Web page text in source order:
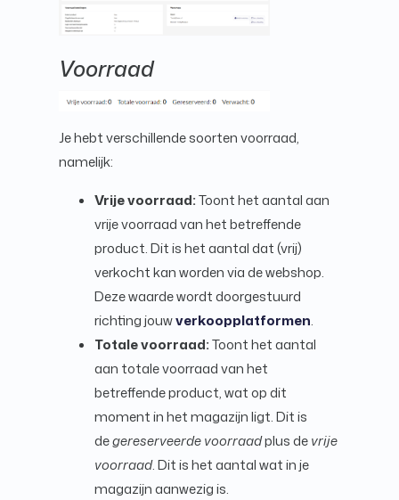
Voorraad
Je hebt verschillende soorten voorraad,
namelijk:
Vrije voorraad:Toont het aantal aan
vrije voorraad van het betreffende
product. Dit is het aantal dat (vrij)
verkocht kan worden via de webshop.
Deze waarde wordt doorgestuurd
richting jouwverkoopplatformen.
Totale voorraad:Toont het aantal
aan totale voorraad van het
betreffende product, wat op dit
moment in het magazijn ligt. Dit is
degereserveerde voorraadplus devrije
voorraad. Dit is het aantal wat in je
magazijn aanwezig is.